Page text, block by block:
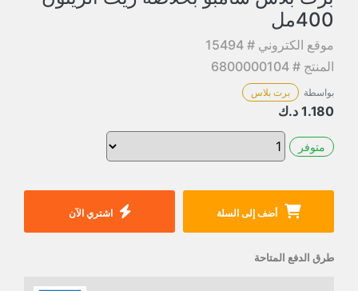
400مل
موقع الكتروني # 15494
المنتج # 6800000104
بواسطة برت بلاس
1.180 د.ك
متوفر
أضف إلى السلة اشتري الآن
طرق الدفع المتاحة